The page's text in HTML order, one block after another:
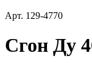
Арт. 129-4770
Сгон Ду